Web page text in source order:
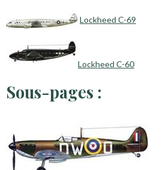
Lockheed C-69
Lockheed C-60
Sous-pages :